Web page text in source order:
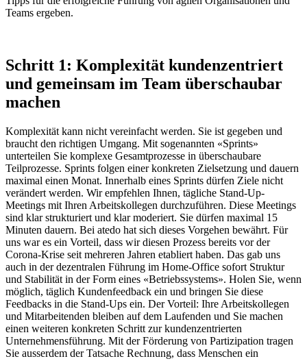
Teams ergeben.
Schritt 1: Komplexität kundenzentriert
und gemeinsam im Team überschaubar
machen
Komplexität kann nicht vereinfacht werden. Sie ist gegeben und
braucht den richtigen Umgang. Mit sogenannten «Sprints»
unterteilen Sie komplexe Gesamtprozesse in überschaubare
Teilprozesse. Sprints folgen einer konkreten Zielsetzung und dauern
maximal einen Monat. Innerhalb eines Sprints dürfen Ziele nicht
verändert werden. Wir empfehlen Ihnen, tägliche Stand-Up-
Meetings mit Ihren Arbeitskollegen durchzuführen. Diese Meetings
sind klar strukturiert und klar moderiert. Sie dürfen maximal 15
Minuten dauern. Bei atedo hat sich dieses Vorgehen bewährt. Für
uns war es ein Vorteil, dass wir diesen Prozess bereits vor der
Corona-Krise seit mehreren Jahren etabliert haben. Das gab uns
auch in der dezentralen Führung im Home-Office sofort Struktur
und Stabilität in der Form eines «Betriebssystems». Holen Sie, wenn
möglich, täglich Kundenfeedback ein und bringen Sie diese
Feedbacks in die Stand-Ups ein. Der Vorteil: Ihre Arbeitskollegen
und Mitarbeitenden bleiben auf dem Laufenden und Sie machen
einen weiteren konkreten Schritt zur kundenzentrierten
Unternehmensführung. Mit der Förderung von Partizipation tragen
Sie ausserdem der Tatsache Rechnung, dass Menschen ein